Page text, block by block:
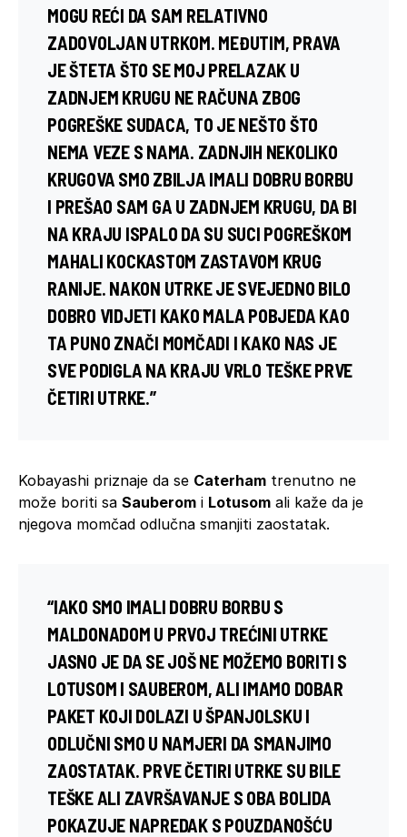
MOGU REĆI DA SAM RELATIVNO
ZADOVOLJAN UTRKOM. MEĐUTIM, PRAVA
JE ŠTETA ŠTO SE MOJ PRELAZAK U
ZADNJEM KRUGU NE RAČUNA ZBOG
POGREŠKE SUDACA, TO JE NEŠTO ŠTO
NEMA VEZE S NAMA. ZADNJIH NEKOLIKO
KRUGOVA SMO ZBILJA IMALI DOBRU BORBU
I PREŠAO SAM GA U ZADNJEM KRUGU, DA BI
NA KRAJU ISPALO DA SU SUCI POGREŠKOM
MAHALI KOCKASTOM ZASTAVOM KRUG
RANIJE. NAKON UTRKE JE SVEJEDNO BILO
DOBRO VIDJETI KAKO MALA POBJEDA KAO
TA PUNO ZNAČI MOMČADI I KAKO NAS JE
SVE PODIGLA NA KRAJU VRLO TEŠKE PRVE
ČETIRI UTRKE.”
Kobayashi priznaje da se Caterham trenutno ne
može boriti sa Sauberom i Lotusom ali kaže da je
njegova momčad odlučna smanjiti zaostatak.
“IAKO SMO IMALI DOBRU BORBU S
MALDONADOM U PRVOJ TREĆINI UTRKE
JASNO JE DA SE JOŠ NE MOŽEMO BORITI S
LOTUSOM I SAUBEROM, ALI IMAMO DOBAR
PAKET KOJI DOLAZI UŠPANJOLSKU I
ODLUČNI SMO U NAMJERI DA SMANJIMO
ZAOSTATAK. PRVE ČETIRI UTRKE SU BILE
TEŠKE ALI ZAVRŠAVANJE S OBA BOLIDA
POKAZUJE NAPREDAK S POUZDANOŠĆU